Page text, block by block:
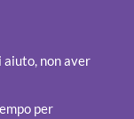
aiuto, non aver
per